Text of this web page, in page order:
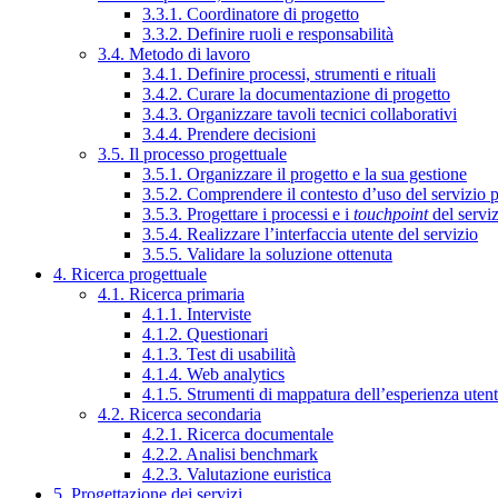
3.3.1. Coordinatore di progetto
3.3.2. Definire ruoli e responsabilità
3.4. Metodo di lavoro
3.4.1. Definire processi, strumenti e rituali
3.4.2. Curare la documentazione di progetto
3.4.3. Organizzare tavoli tecnici collaborativi
3.4.4. Prendere decisioni
3.5. Il processo progettuale
3.5.1. Organizzare il progetto e la sua gestione
3.5.2. Comprendere il contesto d’uso del servizio
3.5.3. Progettare i processi e i touchpointdel
3.5.4. Realizzare l’interfaccia utente del servizio
3.5.5. Validare la soluzione ottenuta
4. Ricerca progettuale
4.1. Ricerca primaria
4.1.1. Interviste
4.1.2. Questionari
4.1.3. Test di usabilità
4.1.4. Web analytics
4.1.5. Strumenti di mappatura dell’esperienza
4.2. Ricerca secondaria
4.2.1. Ricerca documentale
4.2.2. Analisi benchmark
4.2.3. Valutazione euristica
5. Progettazione dei servizi